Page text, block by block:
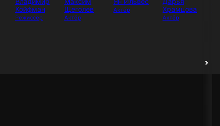
Койфман
Режиссёр
Щеголев
Актёр
Актёр
Храмцова
Актёр